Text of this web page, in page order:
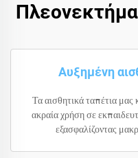
Αυξημένη
Τα αισθητικά ταπέτια μας
ακραία χρήση σε
εξασφαλίζοντας